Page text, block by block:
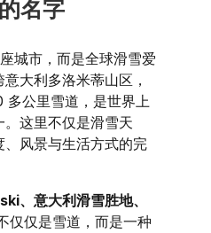
名字
城市，而是全球滑雪爱
大利多洛米蒂山区，
多公里雪道，是世界上
这里不仅是滑雪天
风景与生活方式的完
、意大利滑雪胜地、
仅仅是雪道，而是一种